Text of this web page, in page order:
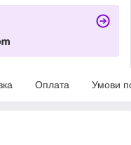
Оплата Умови